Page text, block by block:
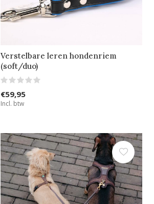
Verstelbare leren hondenriem
(soft/duo)
€59,95
Incl. btw